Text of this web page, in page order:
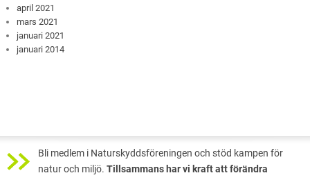
april 2021
mars 2021
januari 2021
januari 2014
Bli medlem i Naturskyddsföreningen och stöd kampen för
natur och miljö. Tillsammans har vi kraft att förändra